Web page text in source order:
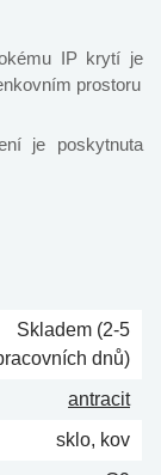
IP krytí je
prostoru
je poskytnuta
Skladem (2-5
dnů)
antracit
sklo, kov